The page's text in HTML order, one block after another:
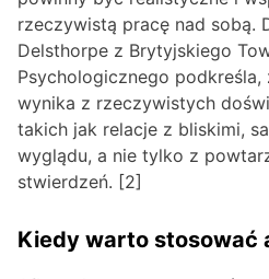
rzeczywistą pracę nad sobą.
Delsthorpe z Brytyjskiego
Psychologicznego podkreśla,
wynika z rzeczywistych
takich jak relacje z bliskimi,
wyglądu, a nie tylko z
stwierdzeń. [2]
Kiedy warto stosować